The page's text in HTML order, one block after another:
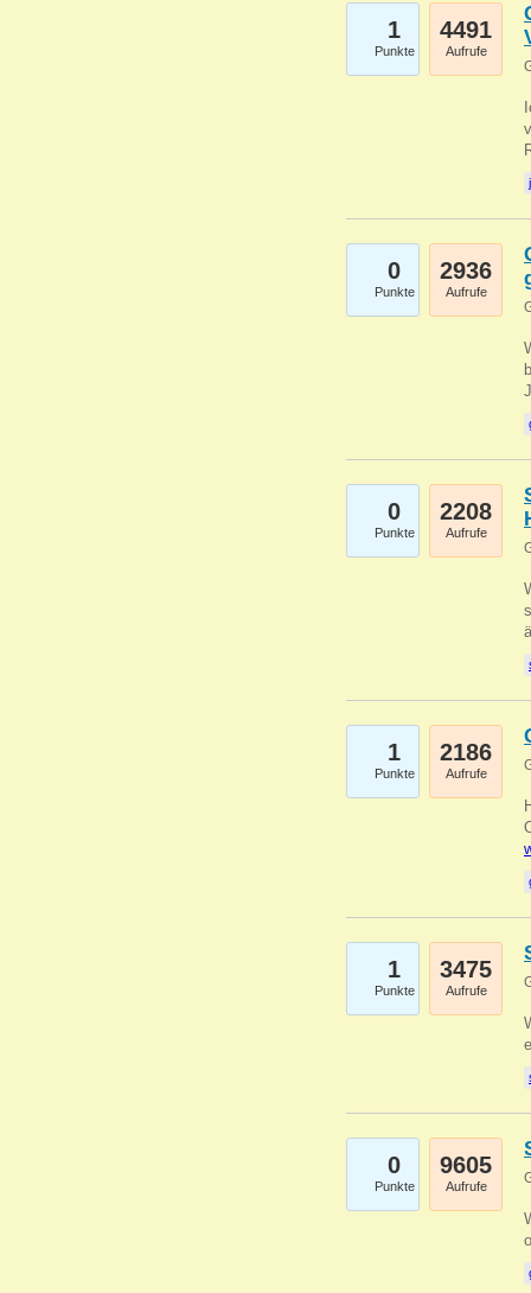
1
Punkte
4491
Aufrufe
0
Punkte
2936
Aufrufe
0
Punkte
2208
Aufrufe
1
Punkte
2186
Aufrufe
1
Punkte
3475
Aufrufe
0
Punkte
9605
Aufrufe